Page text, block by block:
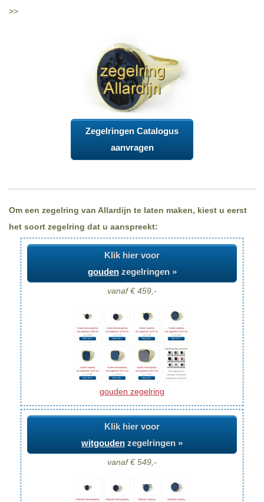
>>
Zegelringen Catalogus
aanvragen
Om een zegelring van Allardijn te laten maken, kiest u eerst
het soort zegelring dat u aanspreekt:
Klik hier voor
goudenzegelringen »
vanaf € 459,-
gouden zegelring
Klik hier voor
witgouden zegelringen »
vanaf € 549,-